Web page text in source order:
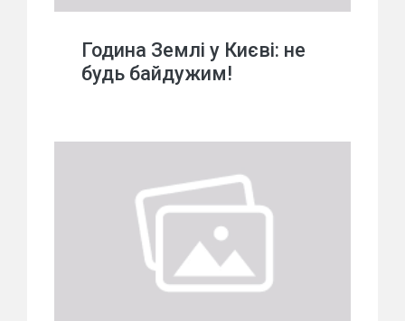
Година Землі у Києві: не
будь байдужим!